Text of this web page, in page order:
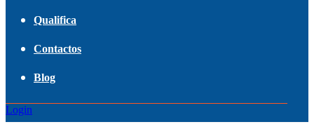
Qualifica
Contactos
Blog
Login